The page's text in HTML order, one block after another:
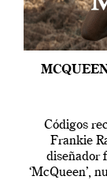
Códigos
Frankie
diseñador
‘McQueen’,